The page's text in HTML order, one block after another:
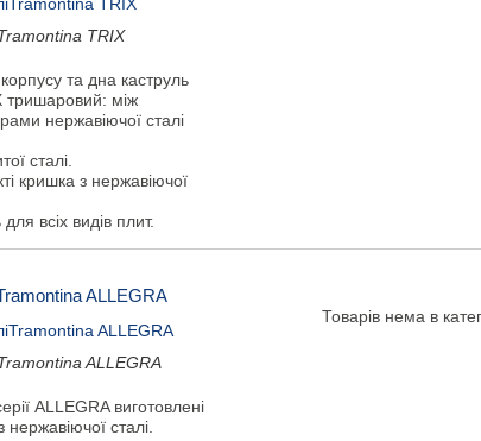
TRIX
та дна каструль
тришаровий: між
нержавіючої сталі
сталі.
кришка з нержавіючої
всіх видів плит.
ALLEGRA
ALLEGRA
ALLEGRA виготовлені
нержавіючої сталі.
Товарів нема в